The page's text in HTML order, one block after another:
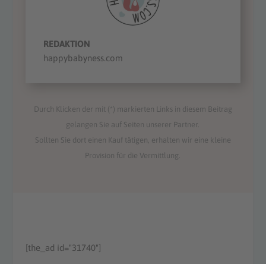
REDAKTION
happybabyness.com
Durch Klicken der mit (*) markierten Links in diesem Beitrag
gelangen Sie auf Seiten unserer Partner.
Sollten Sie dort einen Kauf tätigen, erhalten wir eine kleine
Provision für die Vermittlung.
[the_ad id="31740"]